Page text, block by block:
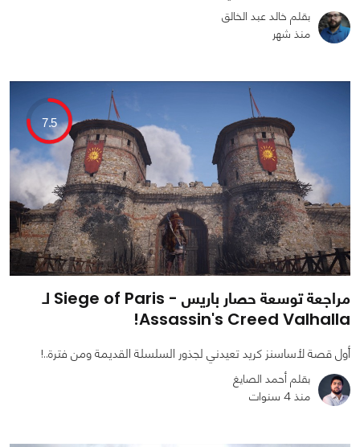
بقلم خالد عبد الخالق
منذ شهر
7.5
مراجعة توسعة حصار باريس - Siege of Paris لـ
Assassin's Creed Valhalla!
أول قصة لأساسنز كريد تعيدني لجذور السلسلة القديمة ومن فترة..!
بقلم أحمد الصايغ
منذ 4 سنوات